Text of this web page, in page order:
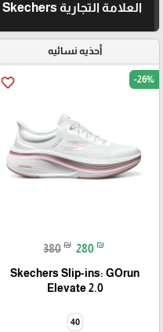
العلامة التجارية Skechers
أحذيه نسائيه
favorite_border -26%
380 ₪ 280 ₪
Skechers Slip-ins: GOrun
Elevate 2.0
40